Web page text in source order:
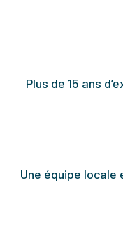
Plus de 15 ans
Une équipe locale